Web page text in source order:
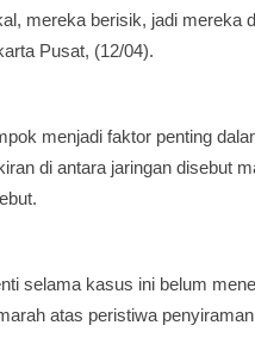
mereka berisik, jadi mereka
Pusat, (12/04).
menjadi faktor penting
di antara jaringan disebut
selama kasus ini belum
atas peristiwa